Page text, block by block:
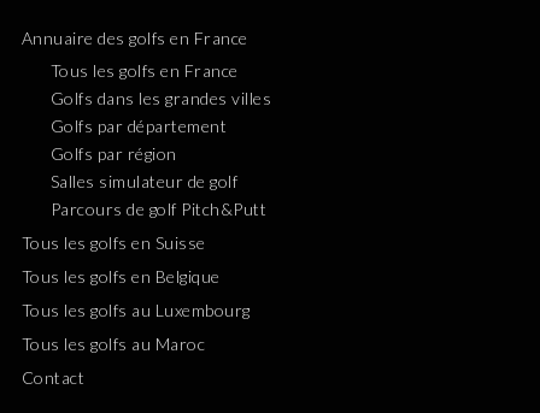
Annuaire des golfs en France
Tous les golfs en France
Golfs dans les grandes villes
Golfs par département
Golfs par région
Salles simulateur de golf
Parcours de golf Pitch&Putt
Tous les golfs en Suisse
Tous les golfs en Belgique
Tous les golfs au Luxembourg
Tous les golfs au Maroc
Contact